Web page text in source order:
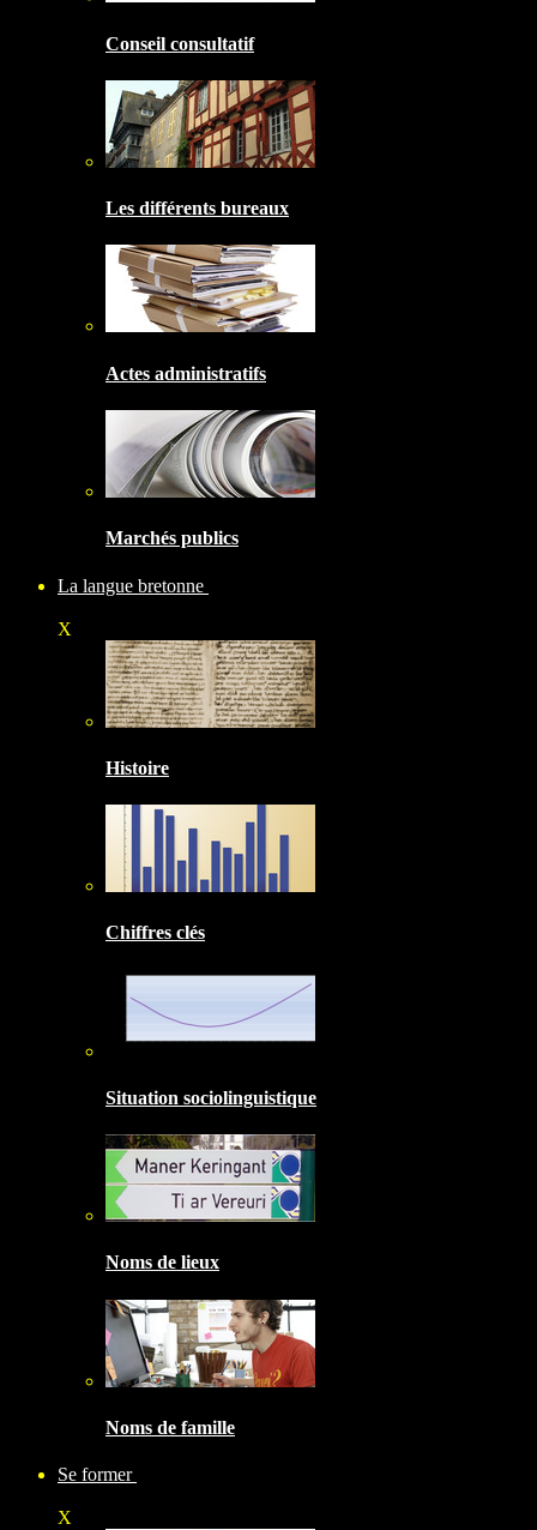
Conseil consultatif
Les différents bureaux
Actes administratifs
Marchés publics
La langue bretonne
X
Histoire
Chiffres clés
Situation sociolinguistique
Noms de lieux
Noms de famille
Se former
X